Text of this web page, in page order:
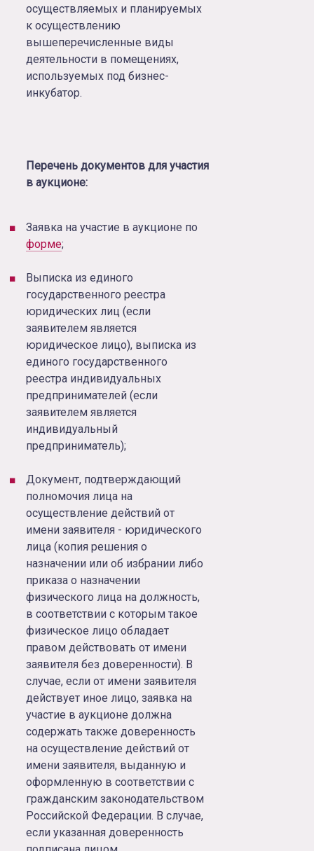
осуществляемых и планируемых
к осуществлению
вышеперечисленные виды
деятельности в помещениях,
используемых под бизнес-
инкубатор.
Перечень документов для участия
в аукционе:
Заявка на участие в аукционе по
форме;
Выписка из единого
государственного реестра
юридических лиц (если
заявителем является
юридическое лицо), выписка из
единого государственного
реестра индивидуальных
предпринимателей (если
заявителем является
индивидуальный
предприниматель);
Документ, подтверждающий
полномочия лица на
осуществление действий от
имени заявителя - юридического
лица (копия решения о
назначении или об избрании либо
приказа о назначении
физического лица на должность,
в соответствии с которым такое
физическое лицо обладает
правом действовать от имени
заявителя без доверенности). В
случае, если от имени заявителя
действует иное лицо, заявка на
участие в аукционе должна
содержать также доверенность
на осуществление действий от
имени заявителя, выданную и
оформленную в соответствии с
гражданским законодательством
Российской Федерации. В случае,
если указанная доверенность